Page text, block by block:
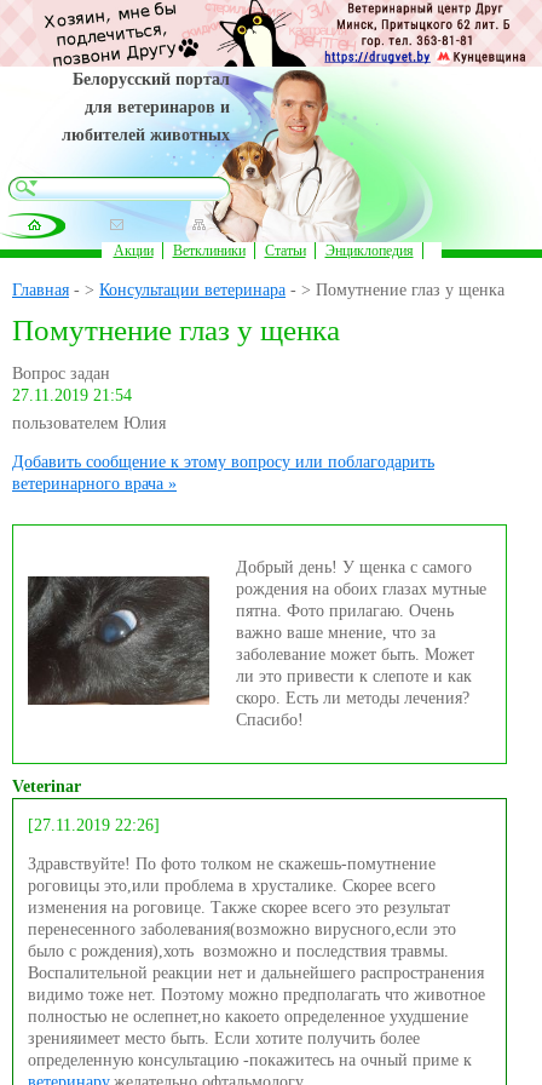
Белорусский портал
для ветеринаров и
любителей животных
Главная - > Консультации ветеринара - > Помутнение глаз у щенка
Помутнение глаз у щенка
Вопрос задан
27.11.2019 21:54
пользователем Юлия
Добавить сообщение к этому вопросу или поблагодарить
ветеринарного врача »
Добрый день! У щенка с самого
рождения на обоих глазах мутные
пятна. Фото прилагаю. Очень
важно ваше мнение, что за
заболевание может быть. Может
ли это привести к слепоте и как
скоро. Есть ли методы лечения?
Спасибо!
Veterinar
[27.11.2019 22:26]
Здравствуйте! По фото толком не скажешь-помутнение
роговицы это,или проблема в хрусталике. Скорее всего
изменения на роговице. Также скорее всего это результат
перенесенного заболевания(возможно вирусного,если это
было с рождения),хоть возможно и последствия травмы.
Воспалительной реакции нет и дальнейшего распространения
видимо тоже нет. Поэтому можно предполагать что животное
полностью не ослепнет,но какоето определенное ухудшение
зренияимеет место быть. Если хотите получить более
определенную консультацию -покажитесь на очный приме к
Акции Ветклиники Статьи Энциклопедия